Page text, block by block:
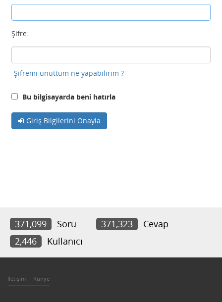
Şifre:
Şifremi unuttum ne yapabilirim ?
Bu bilgisayarda beni hatırla
Giriş Bilgilerini Onayla
371,099 Soru 371,323
Cevap
2,446
Kullanıcı
İletişim Künye